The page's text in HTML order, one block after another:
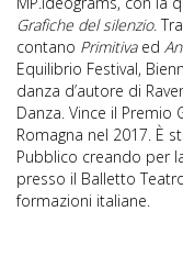
Grafiche del silenzio.
contano Primitivaed
Equilibrio Festival,
danza d’autore di
Danza. Vince il Premio
Romagna nel 2017. È
Pubblico creando per
presso il Balletto
formazioni italiane.